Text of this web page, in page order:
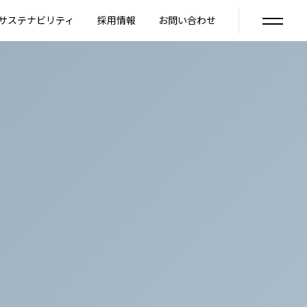
ステナビリティ 採用情報 お問い合わせ